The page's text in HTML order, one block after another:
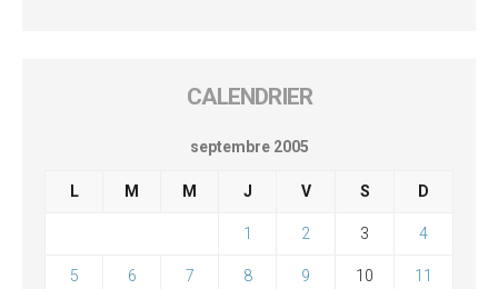
CALENDRIER
septembre 2005
L M M J V S D
1 2 3 4
5 6 7 8 9 10 11